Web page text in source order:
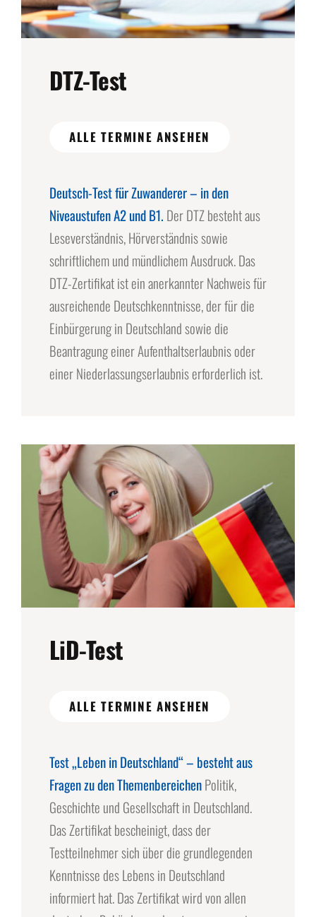
DTZ-Test
ALLE TERMINE ANSEHEN
Deutsch-Test für Zuwanderer – in den
Niveaustufen A2 und B1. Der DTZ besteht aus
Leseverständnis, Hörverständnis sowie
schriftlichem und mündlichem Ausdruck. Das
DTZ-Zertifikat ist ein anerkannter Nachweis für
ausreichende Deutschkenntnisse, der für die
Einbürgerung in Deutschland sowie die
Beantragung einer Aufenthaltserlaubnis oder
einer Niederlassungserlaubnis erforderlich ist.
LiD-Test
ALLE TERMINE ANSEHEN
Test „Leben in Deutschland“ – besteht aus
Fragen zu den ThemenbereichenPolitik,
Geschichte und Gesellschaft in Deutschland.
Das Zertifikat bescheinigt, dass der
Testteilnehmer sich über die grundlegenden
Kenntnisse des Lebens in Deutschland
informiert hat. Das Zertifikat wird von allen